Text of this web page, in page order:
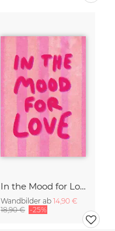
In the Mood for Love - Handlettering
Wandbilder ab 14,90 €
18,90 € -25%